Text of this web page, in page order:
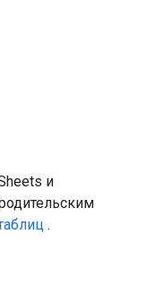
и
.